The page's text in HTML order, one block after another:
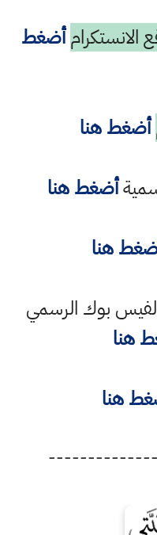
الانستكرام أضغط
أضغط هنا
أضغط هنا
هنا
بوك الرسمي
هنا
هنا